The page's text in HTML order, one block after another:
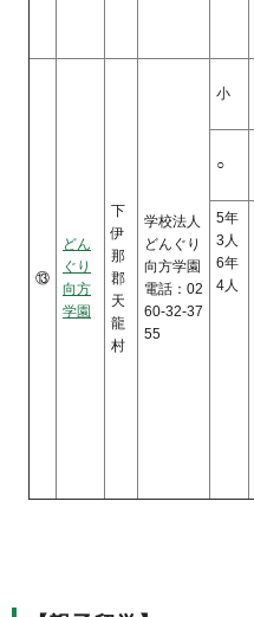
⑬
どん
ぐり
向方
学園
下
伊
那
郡
天
龍
村
学校法人
どんぐり
向方学園
電話：02
60-32-37
55
小
○
5年
3人
6年
4人